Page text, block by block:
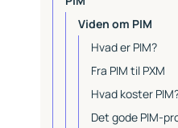
Co-working
Proces og samarbejde
SLA Pakker -
Agreements
Essential
Kontakt Support
Governance
Digital Product
Digital transformation
Datakvalitet
Viden om PIM
Hvad er PIM?
Fra PIM til PXM
Hvad koster
Det gode PIM-